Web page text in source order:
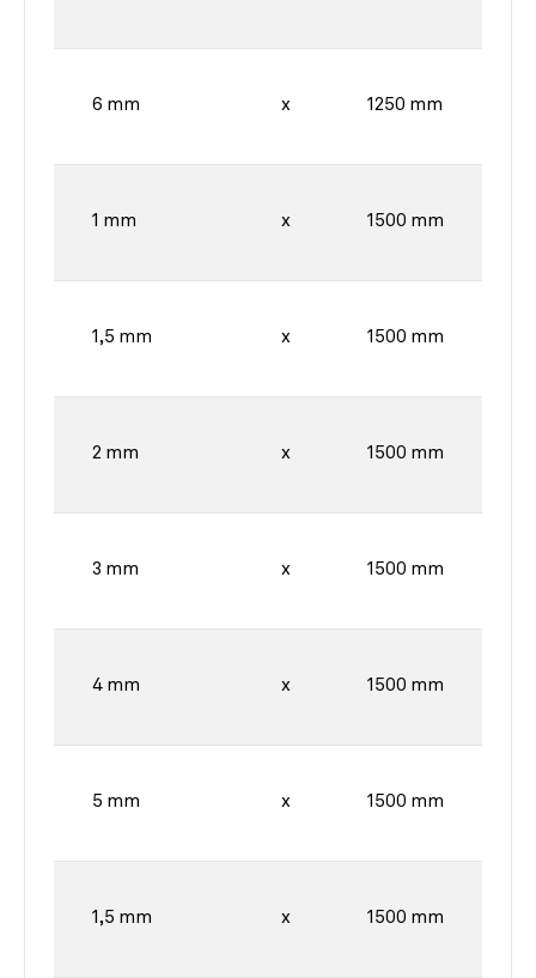
6 mm x 1250 mm
1 mm x 1500 mm
1,5 mm x 1500 mm
2 mm x 1500 mm
3 mm x 1500 mm
4 mm x 1500 mm
5 mm x 1500 mm
1,5 mm x 1500 mm